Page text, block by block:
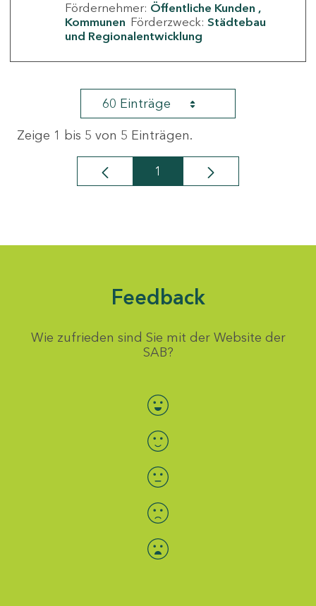
Fördernehmer: Öffentliche Kunden
Kommunen Förderzweck: Städtebau
und Regionalentwicklung
60 Einträge
Zeige 1 bis 5 von 5 Einträgen.
Seite
1
Feedback
Wie zufrieden sind Sie mit der Website der
SAB?
Bewertung auswählen